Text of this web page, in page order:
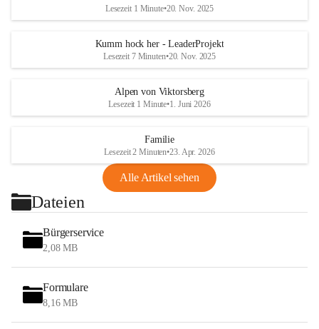
Lesezeit 1 Minute•20. Nov. 2025
Kumm hock her - LeaderProjekt
Lesezeit 7 Minuten•20. Nov. 2025
Alpen von Viktorsberg
Lesezeit 1 Minute•1. Juni 2026
Familie
Lesezeit 2 Minuten•23. Apr. 2026
Alle Artikel sehen
Dateien
Bürgerservice
2,08 MB
Formulare
8,16 MB